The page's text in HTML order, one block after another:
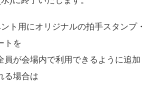
ト用にオリジナルの拍手スタンプ・
トを
員が会場内で利用できるように追加
る場合は